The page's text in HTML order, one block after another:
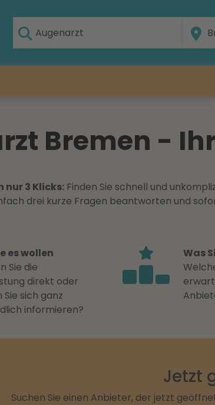
Bremen -
nur 3 Klicks: Finden Sie schnell und
drei kurze Fragen beantworten und
es wollen
Sie die
direkt oder
sich ganz
informieren?
Was
Jetzt
Suchen Sie einen Anbieter, der jetzt